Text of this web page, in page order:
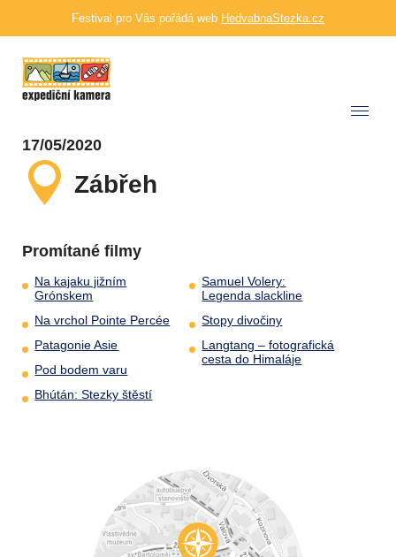
Festival pro Vás pořádá web HedvabnaStezka.cz
17/05/2020
Zábřeh
Promítané filmy
Na kajaku jižním
Grónskem
Na vrchol Pointe Percée
Patagonie Asie
Pod bodem varu
Bhútán: Stezky štěstí
Samuel Volery:
Legenda slackline
Stopy divočiny
Langtang – fotografická
cesta do Himaláje